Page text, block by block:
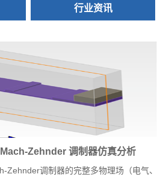
行业资讯
Zehnder 调制器仿真分析
Zehnder调制器的完整多物理场（电气、